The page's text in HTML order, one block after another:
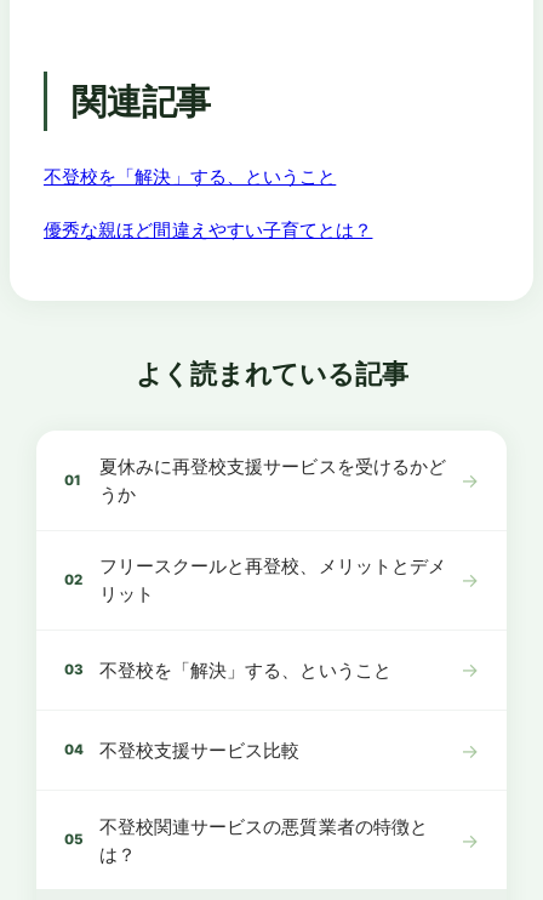
関連記事
不登校を「解決」する、ということ
優秀な親ほど間違えやすい子育てとは？
よく読まれている記事
01
夏休みに再登校支援サービスを受けるかど
うか
→
02
フリースクールと再登校、メリットとデメ
リット
→
03 不登校を「解決」する、ということ →
04 不登校支援サービス比較 →
05
不登校関連サービスの悪質業者の特徴と
は？
→